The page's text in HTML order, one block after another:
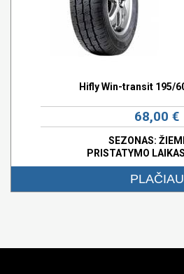
Hifly Win-transit 195/
68,00 €
SEZONAS:
PRISTATYMO
PLAČIAU